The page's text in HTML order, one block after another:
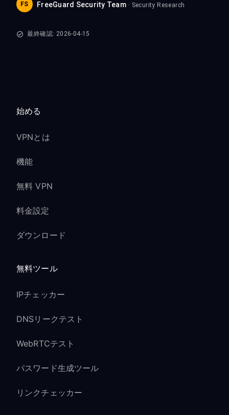
FS FreeGuard Security Team · Security Research
最終確認: 2026-04-15
始める
VPNとは
機能
無料 VPN
料金設定
ダウンロード
無料ツール
IPチェッカー
DNSリークテスト
WebRTCテスト
パスワード生成ツール
リンクチェッカー